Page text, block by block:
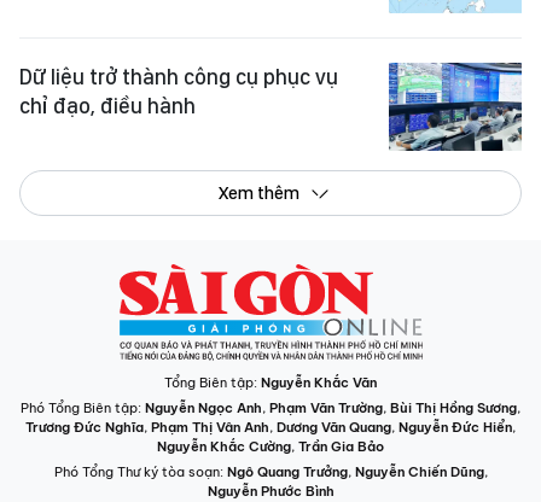
Dữ liệu trở thành công cụ phục vụ
chỉ đạo, điều hành
Xem thêm
Tổng Biên tập: Nguyễn Khắc Văn
Phó Tổng Biên tập: Nguyễn Ngọc Anh, Phạm Văn Trường, Bùi Thị Hồng Sương,
Trương Đức Nghĩa, Phạm Thị Vân Anh, Dương Văn Quang, Nguyễn Đức Hiển,
Nguyễn Khắc Cường, Trần Gia Bảo
Phó Tổng Thư ký tòa soạn: Ngô Quang Trưởng, Nguyễn Chiến Dũng,
Nguyễn Phước Bình